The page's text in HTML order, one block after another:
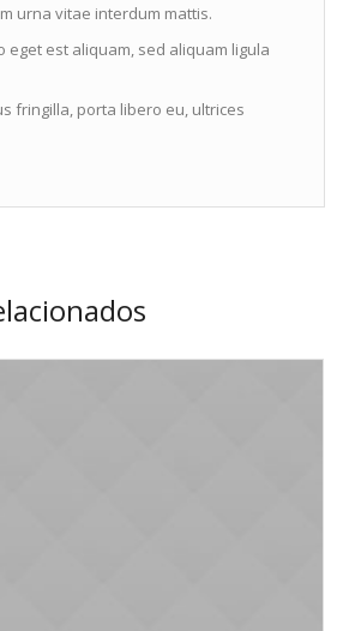
urna vitae interdum mattis.
eget est aliquam, sed aliquam ligula
fringilla, porta libero eu, ultrices